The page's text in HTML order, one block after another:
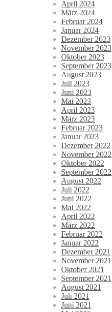
April 2024
März 2024
Februar 2024
Januar 2024
Dezember 2023
November 2023
Oktober 2023
September 2023
August 2023
Juli 2023
Juni 2023
Mai 2023
April 2023
März 2023
Februar 2023
Januar 2023
Dezember 2022
November 2022
Oktober 2022
September 2022
August 2022
Juli 2022
Juni 2022
Mai 2022
April 2022
März 2022
Februar 2022
Januar 2022
Dezember 2021
November 2021
Oktober 2021
September 2021
August 2021
Juli 2021
Juni 2021